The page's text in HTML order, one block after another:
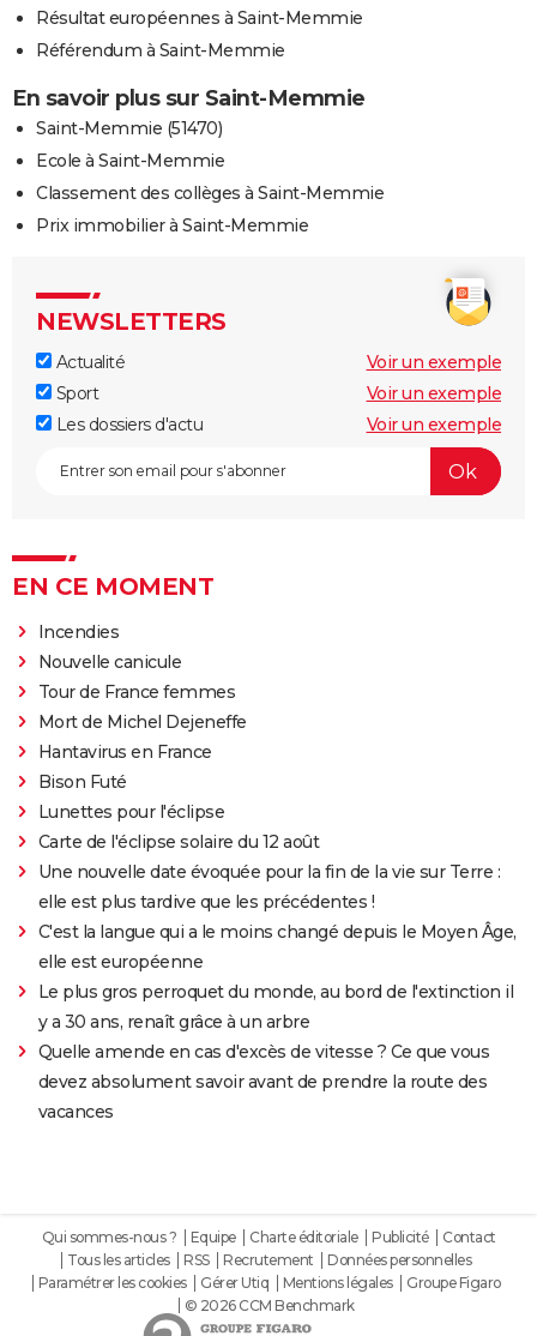
Résultat européennes à Saint-Memmie
Référendum à Saint-Memmie
En savoir plus sur Saint-Memmie
Saint-Memmie (51470)
Ecole à Saint-Memmie
Classement des collèges à Saint-Memmie
Prix immobilier à Saint-Memmie
NEWSLETTERS
Actualité
Voir un exemple
Sport
Voir un exemple
Les dossiers d'actu
Voir un exemple
EN CE MOMENT
Incendies
Nouvelle canicule
Tour de France femmes
Mort de Michel Dejeneffe
Hantavirus en France
Bison Futé
Lunettes pour l'éclipse
Carte de l'éclipse solaire du 12 août
Une nouvelle date évoquée pour la fin de la vie sur Terre :
elle est plus tardive que les précédentes !
C'est la langue qui a le moins changé depuis le Moyen Âge,
elle est européenne
Le plus gros perroquet du monde, au bord de l'extinction il
y a 30 ans, renaît grâce à un arbre
Quelle amende en cas d'excès de vitesse ? Ce que vous
devez absolument savoir avant de prendre la route des
vacances
Qui sommes-nous ? Equipe Charte éditoriale Publicité
Contact
Tous les articles
RSS Recrutement
Données personnelles
Paramétrer les cookies
Gérer Utiq Mentions légales
Groupe Figaro
© 2026 CCM Benchmark